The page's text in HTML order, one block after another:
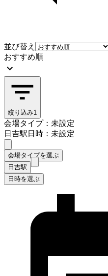
並び替え
おすすめ順
絞り込み1
会場タイプ：未設定
日吉駅日時：未設定
会場タイプを選ぶ
日吉駅
日時を選ぶ